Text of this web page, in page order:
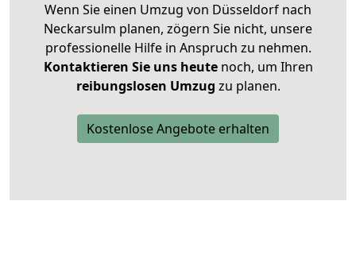
Wenn Sie einen Umzug von Düsseldorf nach
Neckarsulm planen, zögern Sie nicht, unsere
professionelle Hilfe in Anspruch zu nehmen.
Kontaktieren Sie uns heutenoch, um Ihren
reibungslosen Umzug zu planen.
Kostenlose Angebote erhalten